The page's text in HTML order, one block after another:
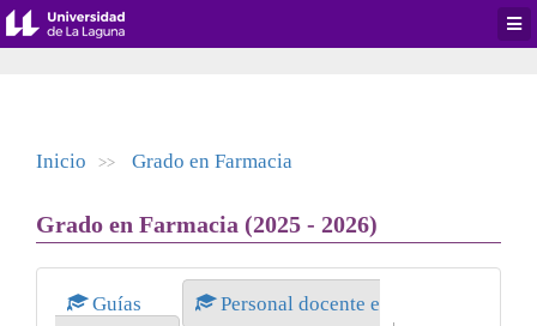
Inicio >> Grado en Farmacia
Grado en Farmacia (2025 - 2026)
Guías
Personal docente e